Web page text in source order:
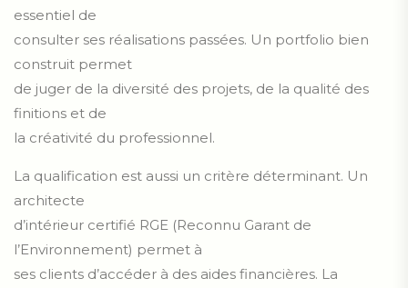
essentiel de
consulter ses réalisations passées. Un portfolio bien
construit permet
de juger de la diversité des projets, de la qualité des
finitions et de
la créativité du professionnel.
La qualification est aussi un critère déterminant. Un
architecte
d’intérieur certifié RGE (Reconnu Garant de
l’Environnement) permet à
ses clients d’accéder à des aides financières. La